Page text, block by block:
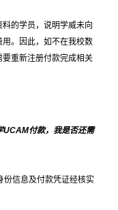
的学员，说明学威未向
。因此，如不在我校数
重新注册付款完成相关
UCAM付款，我是否还需
份信息及付款凭证经核实